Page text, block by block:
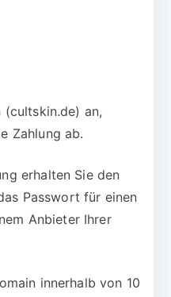
(cultskin.de) an,
Zahlung ab.
erhalten Sie den
Passwort für einen
Anbieter Ihrer
innerhalb von 10